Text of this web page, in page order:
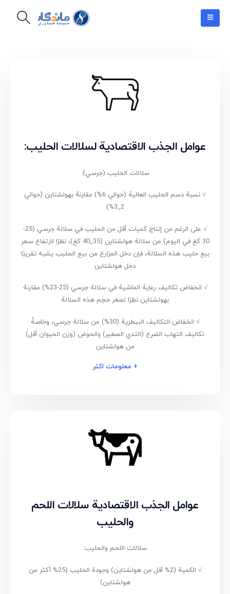
عوامل الجذب الاقتصادية لسلالات الحليب:
سلالات الحليب (جرسي):
√ نسبة دسم الحليب العالية (حوالي 6%) مقارنة بهولشتاين (حوالي
2_3%)
√ على الرغم من إنتاج كميات أقل من الحليب في سلالة جرسي (25-
30 كغ في اليوم) من سلالة هولشتاين (35_40 كغ)، نظرًا لارتفاع سعر
بيع حليب هذه السلالة، فإن دخل المزارع من بيع الحليب يشبه تقريبًا
دخل هولشتاين
√ انخفاض تكاليف رعاية الماشية في سلالة جرسي (25-23%) مقارنة
بهولشتاين نظرًا لصغر حجم هذه السلالة
√ انخفاض التكاليف البيطرية (30%) من سلالة جرسي، وخاصةً
تكاليف التهاب الضرع (الثدي الصغير) والحوض (وزن الحيوان أقل)
من هولشتاين
+ معلومات اكثر
عوامل الجذب الاقتصادية سلالات اللحم
والحليب
سلالات اللحم والحليب:
√ الكمية (2% أقل من هولشتاين) وجودة الحليب (25% أكثر من
هولشتاين)